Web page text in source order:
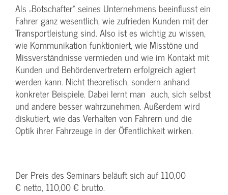
Als „Botschafter“ seines Unternehmens beeinflusst ein
Fahrer ganz wesentlich, wie zufrieden Kunden mit der
Transportleistung sind. Also ist es wichtig zu wissen,
wie Kommunikation funktioniert, wie Misstöne und
Missverständnisse vermieden und wie im Kontakt mit
Kunden und Behördenvertretern erfolgreich agiert
werden kann. Nicht theoretisch, sondern anhand
konkreter Beispiele. Dabei lernt man auch, sich selbst
und andere besser wahrzunehmen. Außerdem wird
diskutiert, wie das Verhalten von Fahrern und die
Optik ihrer Fahrzeuge in der Öffentlichkeit wirken.
Der Preis des Seminars beläuft sich auf 110,00
€ netto, 110,00 € brutto.